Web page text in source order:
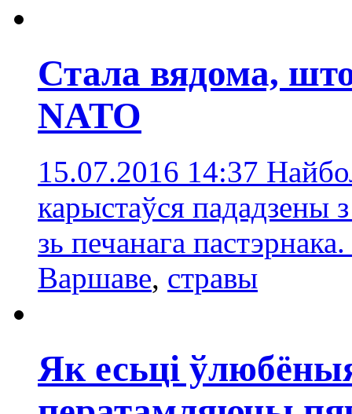
Стала вядома, што
NATO
15.07.2016 14:37
карыстаўся пададзены
зь печанага пастэрнака.
Варшаве, стравы
Як есьці